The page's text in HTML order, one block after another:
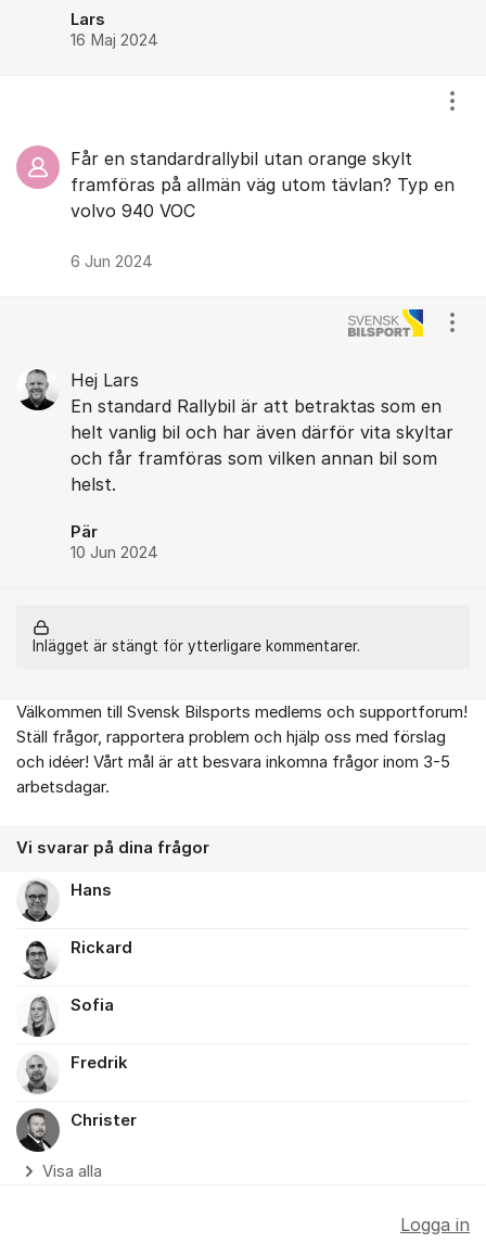
Lars
16 Maj 2024
Får en standardrallybil utan orange skylt
framföras på allmän väg utom tävlan? Typ en
volvo 940 VOC
6 Jun 2024
Hej Lars
En standard Rallybil är att betraktas som en
helt vanlig bil och har även därför vita skyltar
och får framföras som vilken annan bil som
helst.
Pär
10 Jun 2024
Inlägget är stängt för ytterligare kommentarer.
Om forumet
Välkommen till Svensk Bilsports medlems och supportforum!
Ställ frågor, rapportera problem och hjälp oss med förslag
och idéer! Vårt mål är att besvara inkomna frågor inom 3-5
arbetsdagar.
Vi svarar på dina frågor
Hans
Rickard
Sofia
Fredrik
Christer
Visa alla
Logga in